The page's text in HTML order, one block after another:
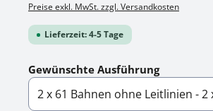
Preise exkl. MwSt. zzgl. Versandkosten
Lieferzeit: 4-5 Tage
Gewünschte Ausführungauswählen